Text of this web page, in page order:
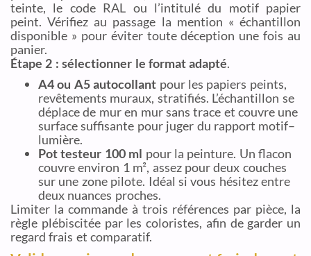
teinte, le code RAL ou l’intitulé du motif papier
peint. Vérifiez au passage la mention « échantillon
disponible » pour éviter toute déception une fois au
panier.
Étape 2 : sélectionner le format adapté.
A4 ou A5 autocollant pour les papiers peints,
revêtements muraux, stratifiés. L’échantillon se
déplace de mur en mur sans trace et couvre une
surface suffisante pour juger du rapport motif–
lumière.
Pot testeur 100 ml pour la peinture. Un flacon
couvre environ 1 m², assez pour deux couches
sur une zone pilote. Idéal si vous hésitez entre
deux nuances proches.
Limiter la commande à trois références par pièce, la
règle plébiscitée par les coloristes, afin de garder un
regard frais et comparatif.